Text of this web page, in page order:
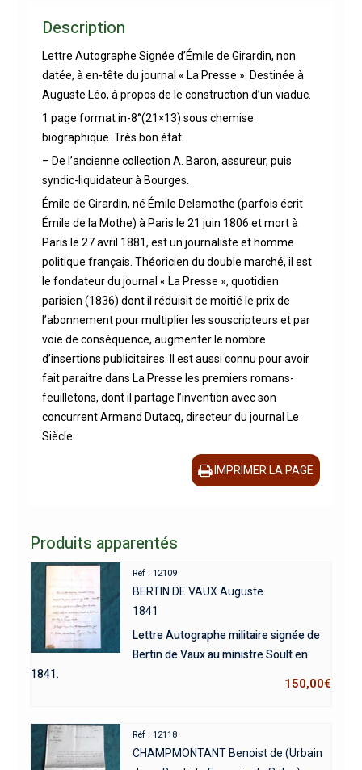
Description
Lettre Autographe Signée d’Émile de Girardin, non
datée, à en-tête du journal « La Presse ». Destinée à
Auguste Léo, à propos de le construction d’un viaduc.
1 page format in-8°(21×13) sous chemise
biographique. Très bon état.
– De l’ancienne collection A. Baron, assureur, puis
syndic-liquidateur à Bourges.
Émile de Girardin, né Émile Delamothe (parfois écrit
Émile de la Mothe) à Paris le 21 juin 1806 et mort à
Paris le 27 avril 1881, est un journaliste et homme
politique français. Théoricien du double marché, il est
le fondateur du journal « La Presse », quotidien
parisien (1836) dont il réduisit de moitié le prix de
l’abonnement pour multiplier les souscripteurs et par
voie de conséquence, augmenter le nombre
d’insertions publicitaires. Il est aussi connu pour avoir
fait paraitre dans La Presse les premiers romans-
feuilletons, dont il partage l’invention avec son
concurrent Armand Dutacq, directeur du journal Le
Siècle.
IMPRIMER LA PAGE
Produits apparentés
Réf : 12109
BERTIN DE VAUX Auguste
1841
Lettre Autographe militaire signée de
Bertin de Vaux au ministre Soult en
1841.
150,00€
Réf : 12118
CHAMPMONTANT Benoist de (Urbain